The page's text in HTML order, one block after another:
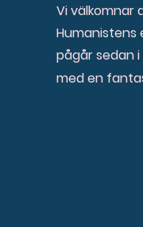
Vi välkomnar
Humanistens
pågår sedan
med en